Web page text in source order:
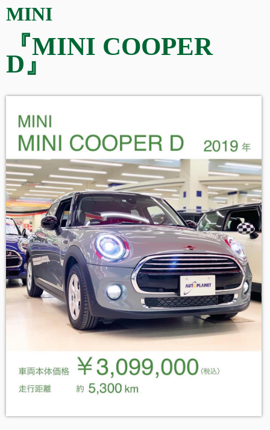
MINI
『MINI COOPER
D』